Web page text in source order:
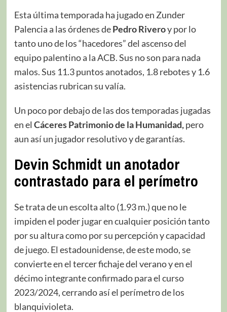
Esta última temporada ha jugado en Zunder
Palencia a las órdenes dePedro Riveroy por lo
tanto uno de los “hacedores” del ascenso del
equipo palentino a la ACB. Sus no son para nada
malos. Sus 11.3 puntos anotados, 1.8 rebotes y 1.6
asistencias rubrican su valía.
Un poco por debajo de las dos temporadas jugadas
en el Cáceres Patrimonio de la Humanidad,pero
aun así un jugador resolutivo y de garantías.
Devin Schmidt un anotador
contrastado para el perímetro
Se trata de un escolta alto (1.93 m.) que no le
impiden el poder jugar en cualquier posición tanto
por su altura como por su percepción y capacidad
de juego. El estadounidense, de este modo, se
convierte en el tercer fichaje del verano y en el
décimo integrante confirmado para el curso
2023/2024, cerrando así el perímetro de los
blanquivioleta.